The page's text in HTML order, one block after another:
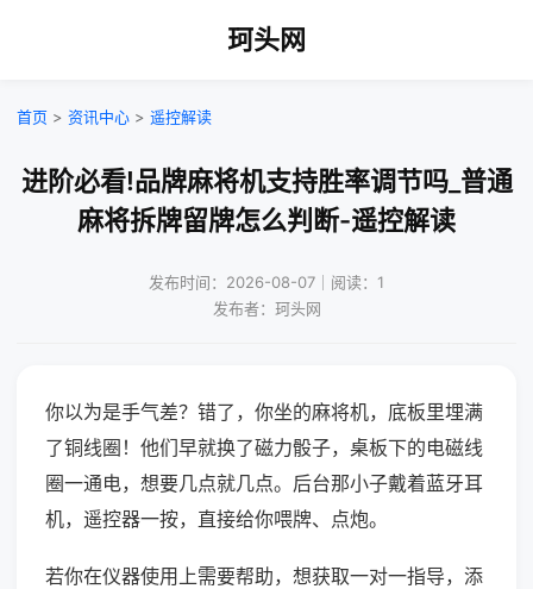
珂头网
首页 > 资讯中心 > 遥控解读
进阶必看!品牌麻将机支持胜率调节吗_普通
麻将拆牌留牌怎么判断-遥控解读
发布时间：2026-08-07｜阅读：1
发布者：珂头网
你以为是手气差？错了，你坐的麻将机，底板里埋满
了铜线圈！他们早就换了磁力骰子，桌板下的电磁线
圈一通电，想要几点就几点。后台那小子戴着蓝牙耳
机，遥控器一按，直接给你喂牌、点炮。
若你在仪器使用上需要帮助，想获取一对一指导，添